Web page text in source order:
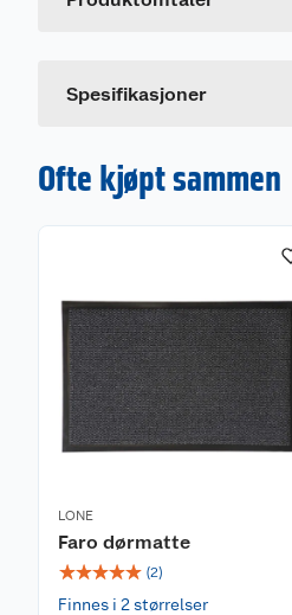
Spesifikasjoner
Ofte kjøpt sammen
LONE
Faro dørmatte
☆☆☆☆☆ (2)
Finnes i 2 størrelser